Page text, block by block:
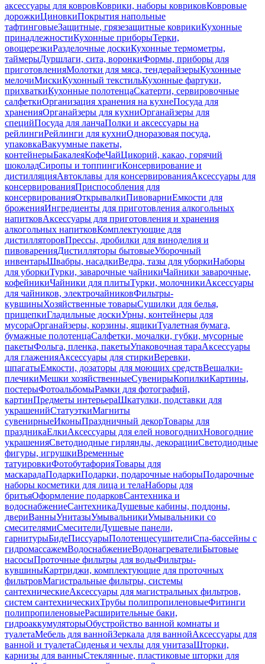
аксессуары для ковровКоврики, наборы ковриковКовровые
дорожкиЦиновкиПокрытия напольные
тафтинговыеЗащитные, грязезащитные коврикиКухонные
принадлежностиКухонные приборыТерки,
овощерезкиРазделочные доскиКухонные термометры,
таймерыДуршлаги, сита, воронкиФормы, приборы для
приготовленияМолотки для мяса, тендерайзерыКухонные
мелочиМискиКухонный текстильКухонные фартуки,
прихваткиКухонные полотенцаСкатерти, сервировочные
салфеткиОрганизация хранения на кухнеПосуда для
храненияОрганайзеры для кухниОрганайзеры для
специйПосуда для ланчаПолки и аксессуары на
рейлингиРейлинги для кухниОдноразовая посуда,
упаковкаВакуумные пакеты,
контейнерыБакалеяКофеЧайЦикорий, какао, горячий
шоколадСиропы и топпингиКонсервирование и
дистилляцияАвтоклавы для консервированияАксессуары для
консервированияПриспособления для
консервированияОткрывалкиПивоварниЕмкости для
броженияИнгредиенты для приготовления алкогольных
напитковАксессуары для приготовления и хранения
алкогольных напитковКомплектующие для
дистилляторовПрессы, дробилки для виноделия и
пивоваренияДистилляторы бытовыеУборочный
инвентарьШвабры, насадкиВедра, тазы для уборкиНаборы
для уборкиТурки, заварочные чайникиЧайники заварочные,
кофейникиЧайники для плитыТурки, молочникиАксессуары
для чайников, электрочайниковФильтры-
кувшиныХозяйственные товарыСушилки для белья,
прищепкиГладильные доскиУрны, контейнеры для
мусораОрганайзеры, корзины, ящикиТуалетная бумага,
бумажные полотенцаСалфетки, мочалки, губки, мусорные
пакетыФольга, пленка, пакетыУпаковочная тараАксессуары
для глаженияАксессуары для стиркиВеревки,
шпагатыЕмкости, дозаторы для моющих средствВешалки-
плечикиМешки хозяйственныеСувенирыКопилкиКартины,
постерыФотоальбомыРамки для фотографий,
картинПредметы интерьераШкатулки, подставки для
украшенийСтатуэткиМагниты
сувенирныеИконыПраздничный декорТовары для
праздникаЕлкиАксессуары для елей новогоднихНовогодние
украшенияСветодиодные гирлянды, декорацииСветодиодные
фигуры, игрушкиВременные
татуировкиФотобутафорияТовары для
маскарадаПодаркиПодарки, подарочные наборыПодарочные
наборы косметики для лица и телаНаборы для
бритьяОформление подарковСантехника и
водоснабжениеСантехникаДушевые кабины, поддоны,
двериВанныУнитазыУмывальникиУмывальники со
смесителямиСмесителиДушевые панели,
гарнитурыБидеПиссуарыПолотенцесушителиСпа-бассейны с
гидромассажемВодоснабжениеВодонагревателиБытовые
насосыПроточные фильтры для водыФильтры-
кувшиныКартриджи, комплектующие для проточных
фильтровМагистральные фильтры, системы
сантехническиеАксессуары для магистральных фильтров,
систем сантехническихТрубы полипропиленовыеФитинги
полипропиленовыеРасширительные баки,
гидроаккумуляторыОбустройство ванной комнаты и
туалетаМебель для ваннойЗеркала для ваннойАксессуары для
ванной и туалетаСиденья и чехлы для унитазаШторки,
карнизы для ванныСтеклянные, пластиковые шторки для